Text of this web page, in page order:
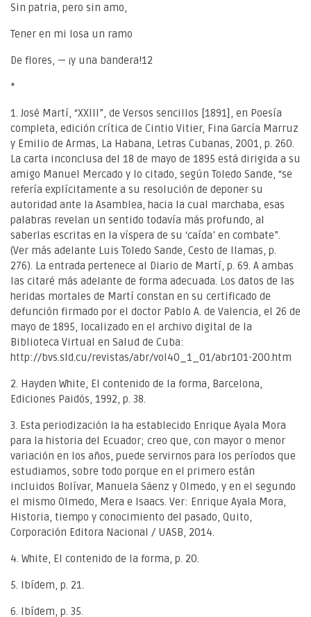
Sin patria, pero sin amo,
Tener en mi losa un ramo
De flores, — ¡y una bandera!12
*
1. José Martí, “XXIII”, de Versos sencillos [1891], en Poesía
completa, edición crítica de Cintio Vitier, Fina García Marruz
y Emilio de Armas, La Habana, Letras Cubanas, 2001, p. 260.
La carta inconclusa del 18 de mayo de 1895 está dirigida a su
amigo Manuel Mercado y lo citado, según Toledo Sande, “se
refería explícitamente a su resolución de deponer su
autoridad ante la Asamblea, hacia la cual marchaba, esas
palabras revelan un sentido todavía más profundo, al
saberlas escritas en la víspera de su ‘caída’ en combate”.
(Ver más adelante Luis Toledo Sande, Cesto de llamas, p.
276). La entrada pertenece al Diario de Martí, p. 69. A ambas
las citaré más adelante de forma adecuada. Los datos de las
heridas mortales de Martí constan en su certificado de
defunción firmado por el doctor Pablo A. de Valencia, el 26 de
mayo de 1895, localizado en el archivo digital de la
Biblioteca Virtual en Salud de Cuba:
http://bvs.sld.cu/revistas/abr/vol40_1_01/abr101-200.htm
2. Hayden White, El contenido de la forma, Barcelona,
Ediciones Paidós, 1992, p. 38.
3. Esta periodización la ha establecido Enrique Ayala Mora
para la historia del Ecuador; creo que, con mayor o menor
variación en los años, puede servirnos para los períodos que
estudiamos, sobre todo porque en el primero están
incluidos Bolívar, Manuela Sáenz y Olmedo, y en el segundo
el mismo Olmedo, Mera e Isaacs. Ver: Enrique Ayala Mora,
Historia, tiempo y conocimiento del pasado, Quito,
Corporación Editora Nacional / UASB, 2014.
4. White, El contenido de la forma, p. 20.
5. Ibídem, p. 21.
6. Ibídem, p. 35.